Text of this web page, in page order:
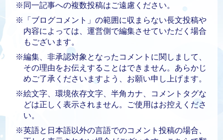
※同一記事への複数投稿はご遠慮ください。
※「ブログコメント」の範囲に収まらない長文投稿や
内容によっては、運営側で編集させていただく場合
もございます。
※編集、非承認対象となったコメントに関しまして、
その理由をお伝えすることはできません。あらかじ
めご了承くださいますよう、お願い申し上げます。
※絵文字、環境依存文字、半角カナ、コメントタグな
どは正しく表示されません。ご使用はお控えくださ
い。
※英語と日本語以外の言語でのコメント投稿の場合、